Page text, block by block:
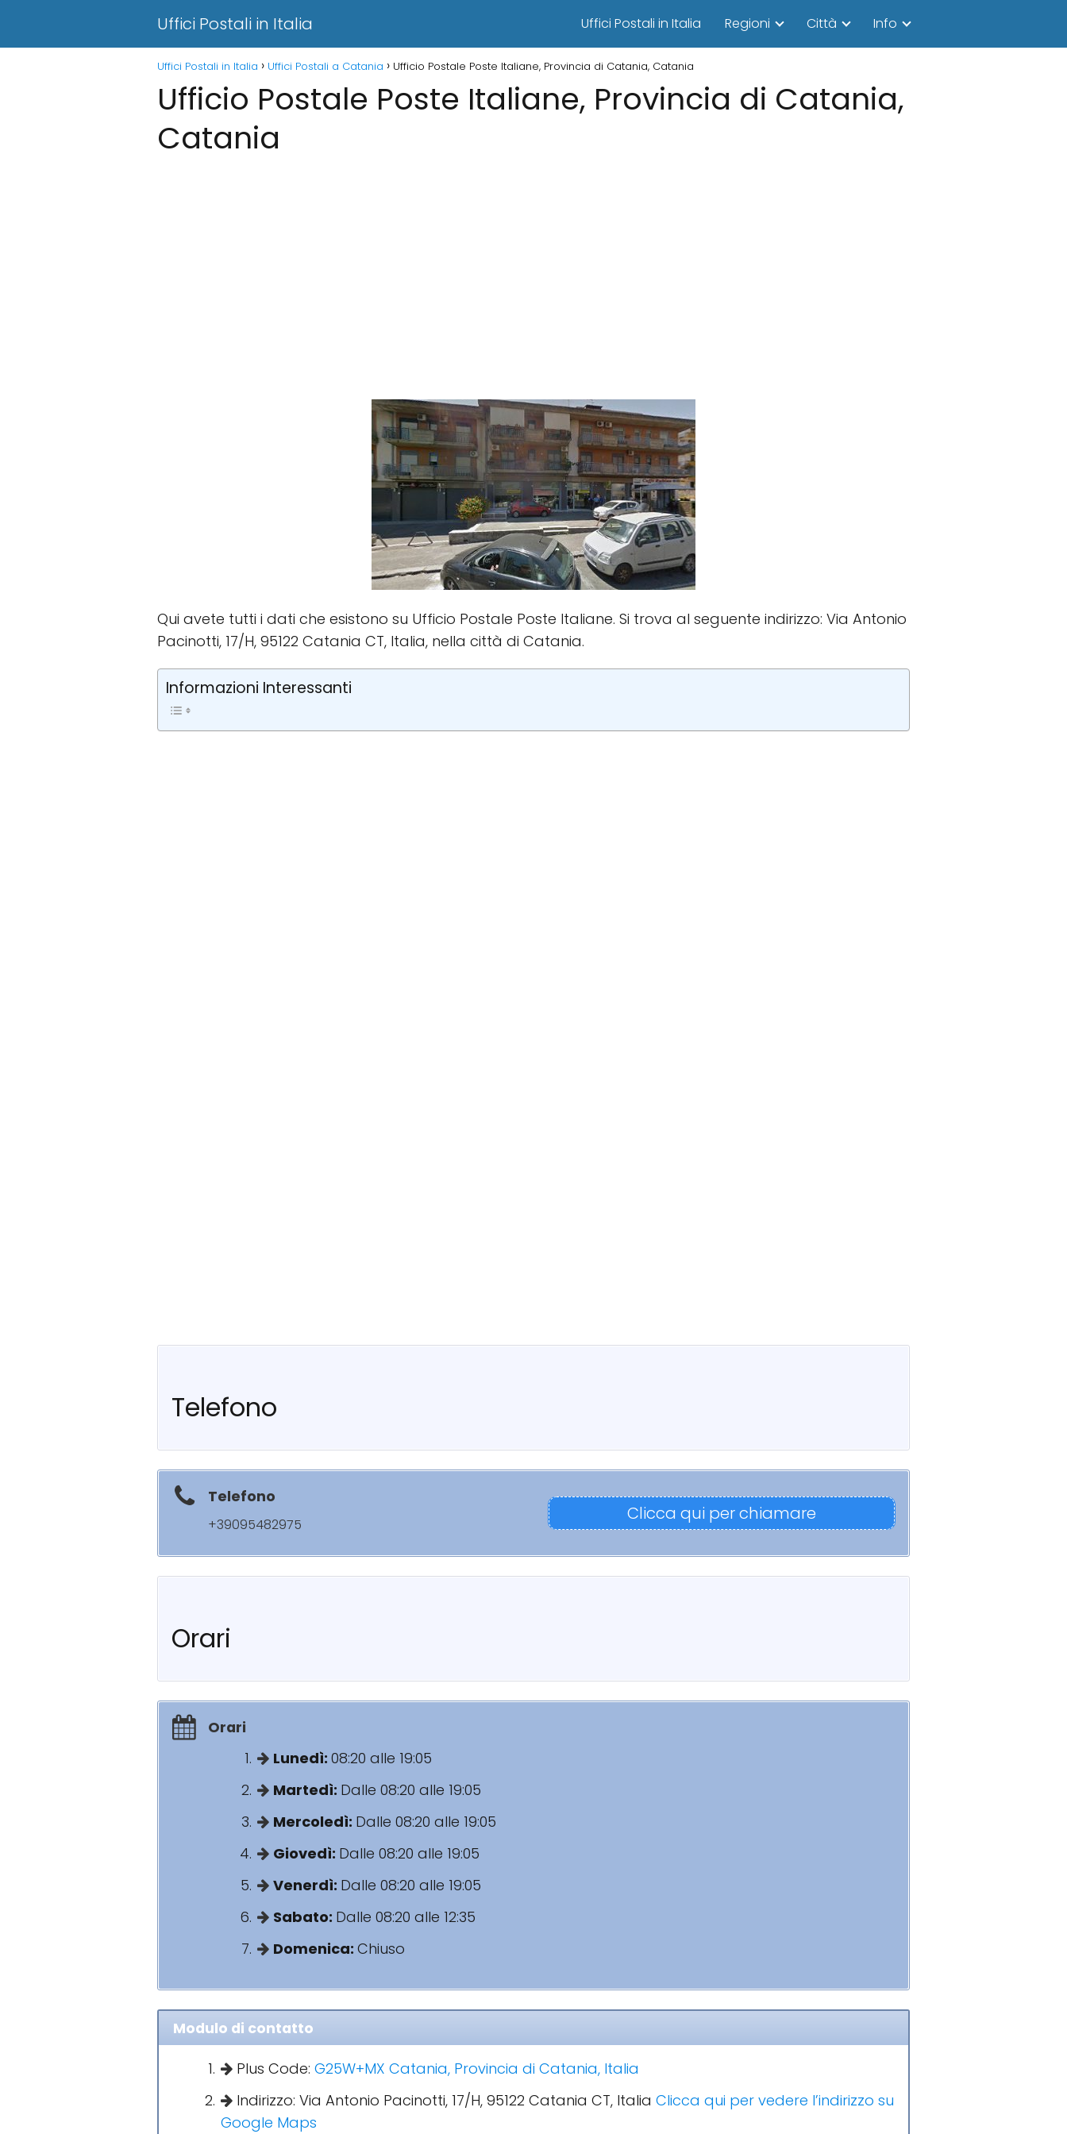
Uffici Postali in Italia Uffici Postali in Italia Regioni Città Info
Uffici Postali in Italia Uffici Postali a Catania Ufficio Postale Poste Italiane, Provincia di Catania, Catania
Ufficio Postale Poste Italiane, Provincia di Catania,
Catania
Qui avete tutti i dati che esistono su Ufficio Postale Poste Italiane. Si trova al seguente indirizzo: Via Antonio
Pacinotti, 17/H, 95122 Catania CT, Italia, nella città di Catania.
Informazioni Interessanti
Telefono
Telefono
+39095482975
Clicca qui per chiamare
Orari
Orari
Lunedì: 08:20 alle 19:05
Martedì: Dalle 08:20 alle 19:05
Mercoledì: Dalle 08:20 alle 19:05
Giovedì: Dalle 08:20 alle 19:05
Venerdì: Dalle 08:20 alle 19:05
Sabato: Dalle 08:20 alle 12:35
Domenica: Chiuso
Modulo di contatto
Plus Code: G25W+MX Catania, Provincia di Catania, Italia
Indirizzo: Via Antonio Pacinotti, 17/H, 95122 Catania CT, Italia Clicca qui per vedere l’indirizzo su
Google Maps